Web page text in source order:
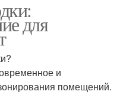
для
и
помещений.